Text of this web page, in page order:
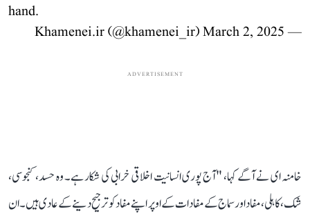
hand.
— Khamenei.ir (@khamenei_ir)
March 2, 2025
ADVERTISEMENT
خامنہ ای نے آگے کہا، "آج پوری انسانیت اخلاقی خرابی کی شکار ہے۔ وہ حسد، کنجوسی،
شک، کاہلی، مفاد اور سماج کے مفادات کے اوپر اپنے مفاد کو ترجیح دینے کے عادی ہیں۔ ان